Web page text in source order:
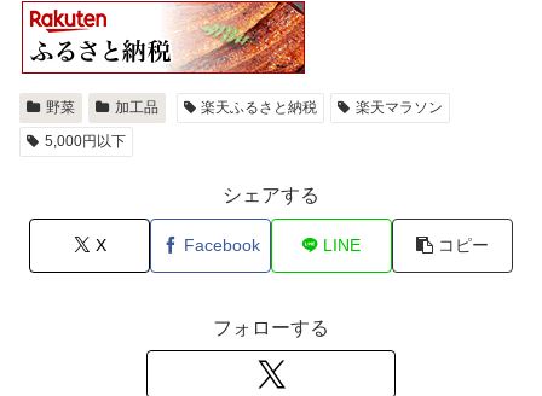
野菜 加工品 楽天ふるさと納税
楽天マラソン
5,000円以下
シェアする
X Facebook LINE コピー
フォローする